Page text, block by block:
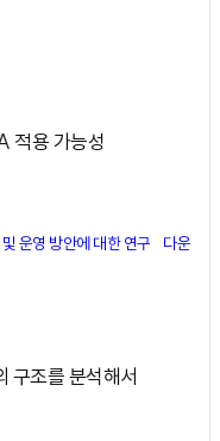
적용 가능성
운영 방안에 대한 연구
다운
구조를 분석해서